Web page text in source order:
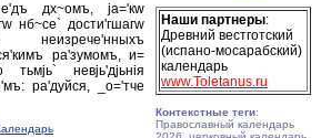
дх~омъ, jа='кw
нб~се` дости'гшагw
неизрече'нныхъ
ра'зумомъ, и=
тьмjь` невjь'дjьнiя
ра'дуйся, _о='тче
Наши партнеры:
Древний вестготский
(испано-мосарабский)
календарь
www.Toletanus.ru
Контекстные теги:
Православный календарь